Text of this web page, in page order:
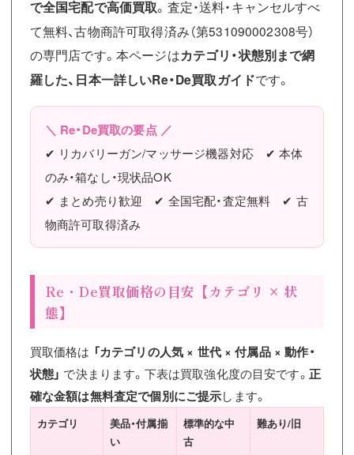
で全国宅配で高価買取。査定・送料・キャンセルすべ
て無料、古物商許可取得済み（第531090002308号）
の専門店です。本ページはカテゴリ・状態別まで網
羅した、日本一詳しいRe・De買取ガイドです。
＼ Re・De買取の要点 ／
✔ リカバリーガン/マッサージ機器対応 ✔ 本体
のみ・箱なし・現状品OK
✔ まとめ売り歓迎 ✔ 全国宅配・査定無料 ✔ 古
物商許可取得済み
Re・De買取価格の目安【カテゴリ × 状
態】
買取価格は 「カテゴリの人気 × 世代 × 付属品 × 動作・
状態」 で決まります。下表は買取強化度の目安です。 正
確な金額は無料査定で個別にご提示します。
カテゴリ
美品・付属揃
い
標準的な中
古
難あり/旧